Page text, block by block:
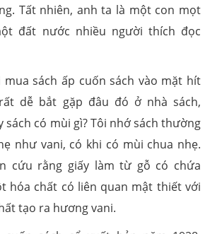
Tất nhiên, anh ta là một con mọt
đất nước nhiều người thích đọc
sách ấp cuốn sách vào mặt hít
dễ bắt gặp đâu đó ở nhà sách,
sách có mùi gì? Tôi nhớ sách thường
như vani, có khi có mùi chua nhẹ.
cứu rằng giấy làm từ gỗ có chứa
hóa chất có liên quan mật thiết với
tạo ra hương vani.